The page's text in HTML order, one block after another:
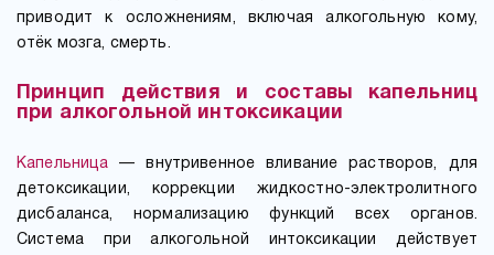
приводит к осложнениям, включая алкогольную кому,
отёк мозга, смерть.
Принцип действия и составы капельниц
при алкогольной интоксикации
Капельница — внутривенное вливание растворов, для
детоксикации, коррекции жидкостно-электролитного
дисбаланса, нормализацию функций всех органов.
Система при алкогольной интоксикации действует